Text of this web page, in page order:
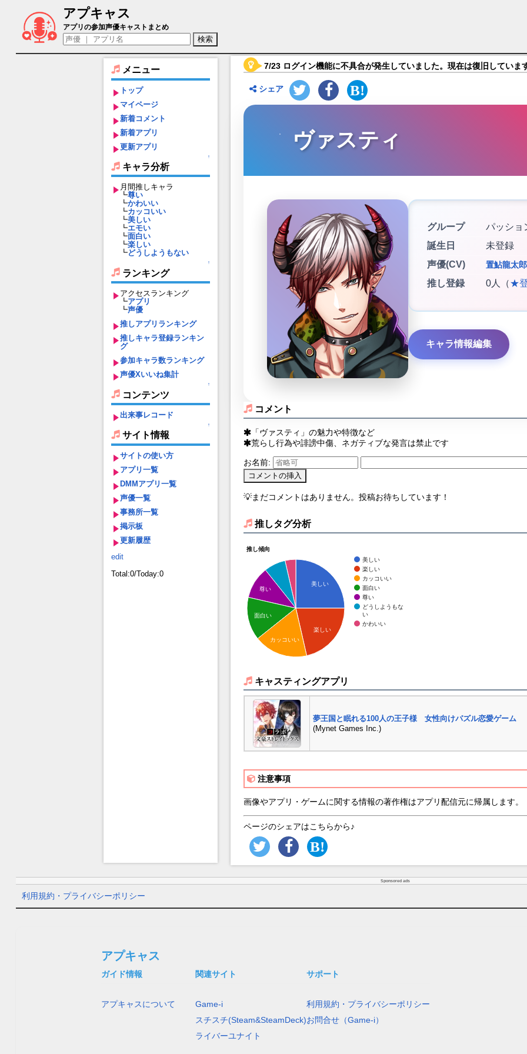
アプキャス
ヴァスティ（声優：置鮎龍太郎)【夢王国と眠れる100人の王子様】キャラ紹介
アプリの参加声優キャストまとめ
メニュー
トップ
マイページ
新着コメント
新着アプリ
更新アプリ
↑
キャラ分析
月間推しキャラ
┗尊い
┗かわいい
┗カッコいい
┗美しい
┗エモい
┗面白い
┗楽しい
┗どうしようもない
↑
ランキング
アクセスランキング
┗アプリ
┗声優
推しアプリランキング
推しキャラ登録ランキン
グ
参加キャラ数ランキング
声優Xいいね集計
↑
コンテンツ
出来事レコード
↑
サイト情報
サイトの使い方
アプリ一覧
DMMアプリ一覧
声優一覧
事務所一覧
掲示板
更新履歴
edit
Total:0/Today:0
7/23 ログイン機能に不具合が発生していました。現在は復旧していま
シェア
ヴァスティ
グループ
パッショ
誕生日
未登録
声優(CV)
置鮎龍太郎
推し登録 0人（★
キャラ情報編集
コメント
「ヴァスティ」の魅力や特徴など
荒らし行為や誹謗中傷、ネガティブな発言は禁止です
お名前:
💡まだコメントはありません。投稿お待ちしています！
推しタグ分析
推し傾向
美しい
楽しい
カッコいい
面白い
尊い
どうしようもな
い
かわいい
美しい
楽しい
尊い
面白い
カッコいい
キャスティングアプリ
夢王国と眠れる100人の王子様 女性向けパズル恋愛ゲーム
(Mynet Games Inc.)
注意事項
画像やアプリ・ゲームに関する情報の著作権はアプリ配信元に帰属します。
ページのシェアはこちらから♪
Sponsored ads
利用規約・プライバシーポリシー
アプキャス
ガイド情報
アプキャスについて
関連サイト
Game-i
スチスチ(Steam&SteamDeck)
ライバーユナイト
サポート
利用規約・プライバシーポリシー
お問合せ（Game-i）